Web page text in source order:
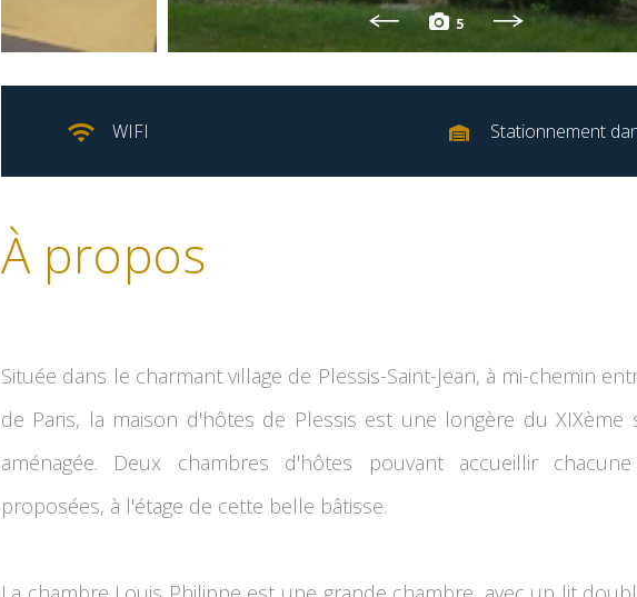
5
WIFI Stationnement
À propos
Située dans le charmant village de Plessis-Saint-Jean, à mi-chemin
de Paris, la maison d'hôtes de Plessis est une longère du XIXème
aménagée. Deux chambres d'hôtes pouvant accueillir
proposées, à l'étage de cette belle bâtisse.